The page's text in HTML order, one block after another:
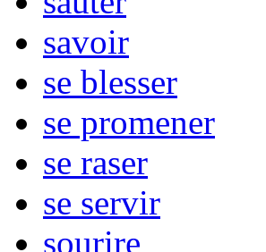
savoir
se blesser
se promener
se raser
se servir
sourire